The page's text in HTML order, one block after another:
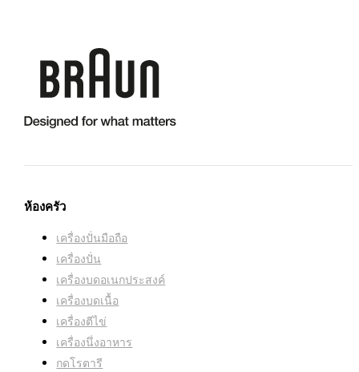
กำลังไฟ (W):2200
ที่เก็บสายไฟในตัวเครื่อง:
ฝา:ฝาพับ
ตัวกรองป้องกันตะกรัน:
หน้าต่างน้ำ:มี
ฐาน 360°:มี
คำเตือนการล้างตะกรัน:
ห้องครัว
เครื่องปั่นมือถือ
เครื่องปั่น
เครื่องบดอเนกประสงค์
เครื่องบดเนื้อ
เครื่องตีไข่
เครื่องนึ่งอาหาร
กดโรตารี